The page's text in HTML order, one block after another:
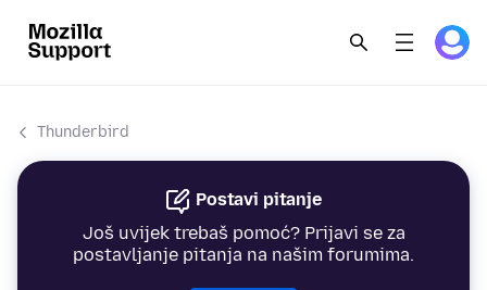
Thunderbird
Postavi pitanje
Još uvijek trebaš pomoć? Prijavi se za
postavljanje pitanja na našim forumima.